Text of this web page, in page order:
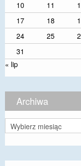
10
11
17
18
24
25
31
« lip
Archiwa
Archiwa